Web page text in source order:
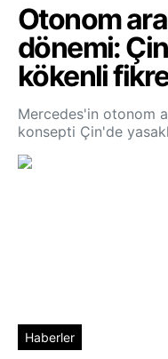
Otonom
dönemi:
kökenli
Mercedes'in otonom
konsepti Çin'de
Haberler